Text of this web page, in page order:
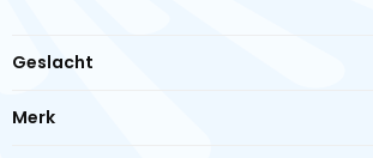
Geslacht
Merk